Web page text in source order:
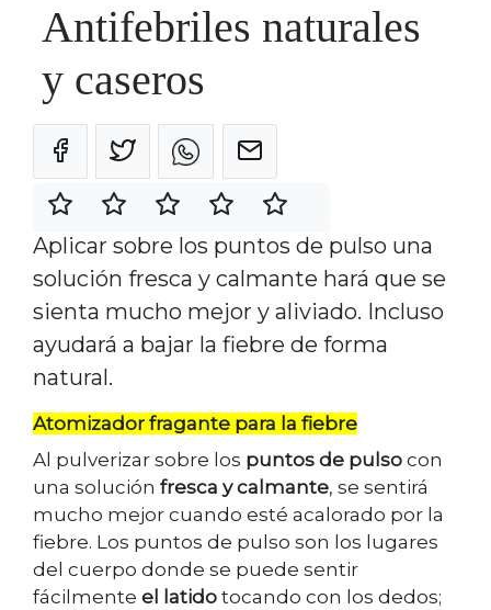
Antifebriles naturales
y caseros
Aplicar sobre los puntos de pulso una
solución fresca y calmante hará que se
sienta mucho mejor y aliviado. Incluso
ayudará a bajar la fiebre de forma
natural.
Atomizador fragante para la fiebre
Al pulverizar sobre los puntos de pulso con
una solución fresca y calmante, se sentirá
mucho mejor cuando esté acalorado por la
fiebre. Los puntos de pulso son los lugares
del cuerpo donde se puede sentir
fácilmente el latido tocando con los dedos;